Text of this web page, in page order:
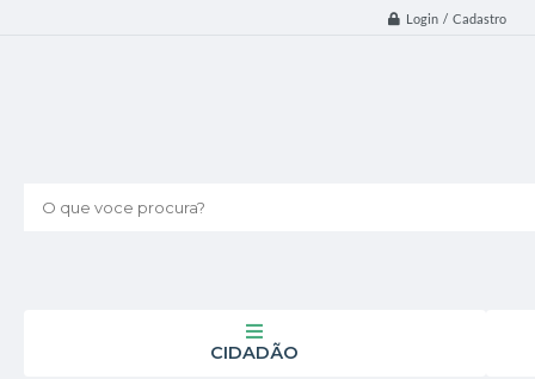
Login / Cadastro
O que voce procura?
CIDADÃO